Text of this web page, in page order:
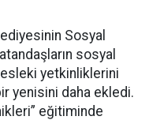
Sosyal
sosyal
yetkinliklerini
yenisini daha ekledi.
eğitiminde